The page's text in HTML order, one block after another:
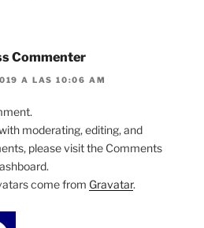
Commenter
A LAS 10:06 AM
moderating, editing, and
please visit the Comments
come from Gravatar.